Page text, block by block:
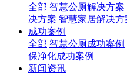
全部 智慧公厕解决方案
决方案 智慧家居解决方
成功案例
全部 智慧公厕成功案例
保净化成功案例
新闻资讯